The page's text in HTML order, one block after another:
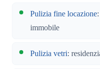
Pulizia fine locazione
immobile
Pulizia vetri: